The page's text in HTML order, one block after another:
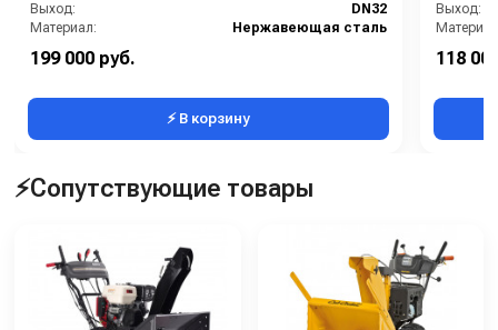
Выход:
DN32
Материал:
Нержавеющая сталь
Габаритные размеры, мм:
Напряжение, В:
199 000 руб.
⚡ В корзину
Выход:
118
⚡Сопутствующие товары